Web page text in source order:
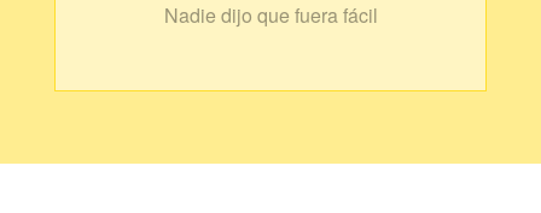
Nadie dijo que fuera fácil